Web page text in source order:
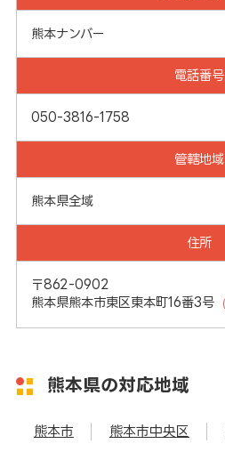
熊本ナンバー
電話番号
050-3816-1758
管轄地域
熊本県全域
住所
〒862-0902
熊本県熊本市東区東本町16番3号
熊本県の対応地域
熊本市 熊本市中央区